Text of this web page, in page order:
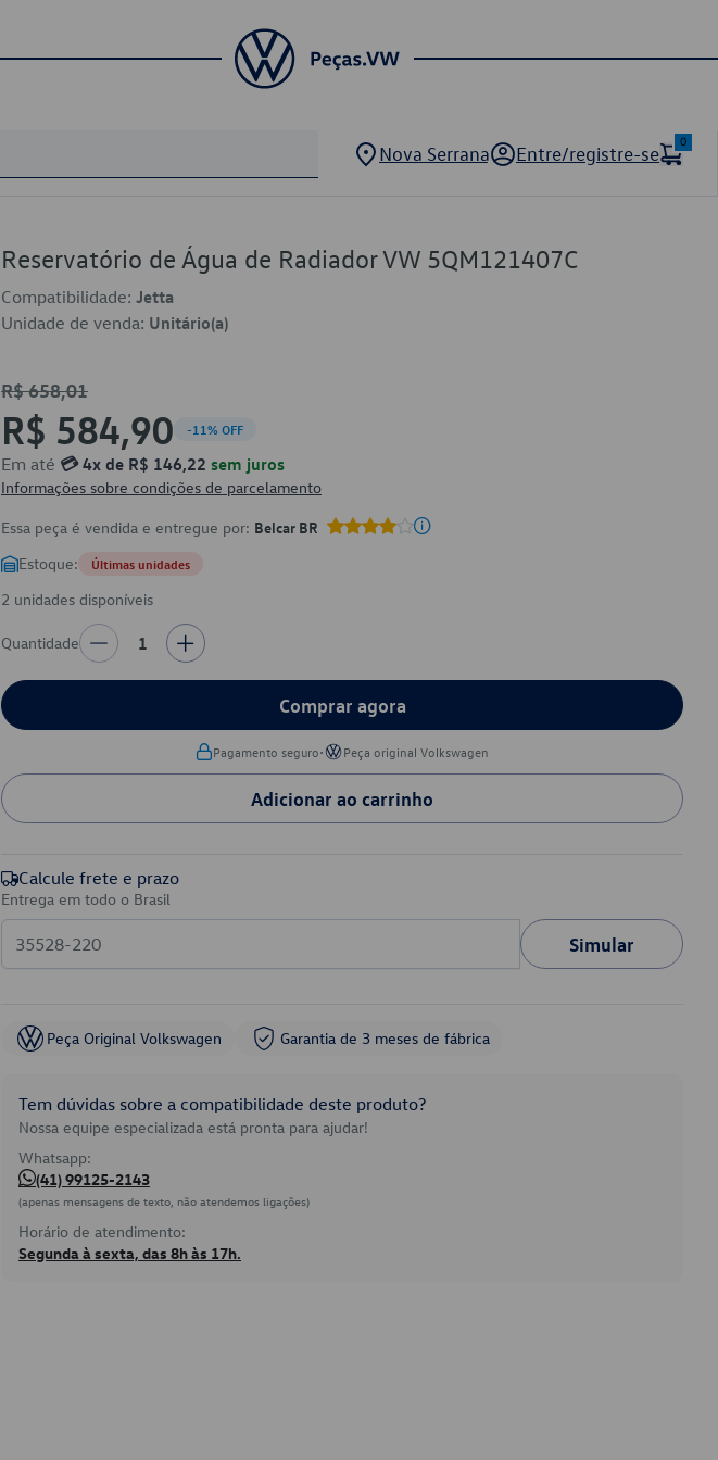
Nova Serrana Entre/registre-se
0
Reservatório de Água de Radiador VW 5QM121407C
Compatibilidade: Jetta
Unidade de venda: Unitário(a)
R$ 658,01
R$ 584,90 -11% OFF
Em até 💳 4x de R$ 146,22 sem juros
Informações sobre condições de parcelamento
Essa peça é vendida e entregue por: Belcar BR
Estoque: Últimas unidades
2 unidades disponíveis
Quantidade 1
Comprar agora
Pagamento seguro• Peça original Volkswagen
Adicionar ao carrinho
Calcule frete e prazo
Entrega em todo o Brasil
Simular
Peça Original Volkswagen Garantia de 3 meses de fábrica
Tem dúvidas sobre a compatibilidade deste produto?
Nossa equipe especializada está pronta para ajudar!
Whatsapp:
(41) 99125-2143
(apenas mensagens de texto, não atendemos ligações)
Horário de atendimento:
Segunda à sexta, das 8h às 17h.